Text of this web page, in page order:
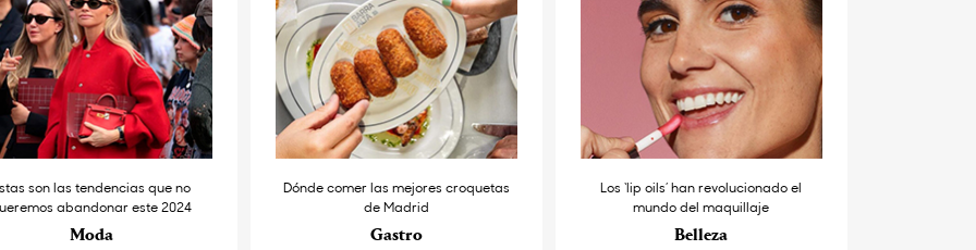
son las tendencias que no
abandonar este 2024
Moda
Dónde comer las mejores croquetas
de Madrid
Gastro
Los ‘lip oils’ han revolucionado el
mundo del maquillaje
Belleza